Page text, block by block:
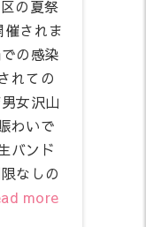
の夏祭
催されま
の感染
れての
女沢山
わいで
バンド
なしの
more